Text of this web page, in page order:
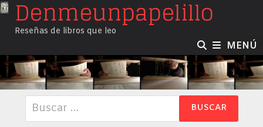
SaltarDenmeunpapelillo
Reseñas de libros que leo
MENÚ
Buscar: